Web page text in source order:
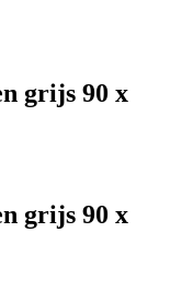
grijs 90 x
grijs 90 x